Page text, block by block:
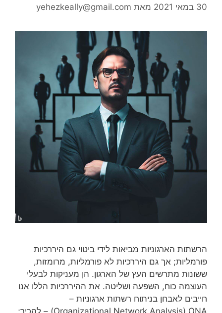
30 במאי 2021 מאת yehezkeally@gmail.com
הרשתות הארגוניות מביאות לידי ביטוי גם היררכיות
פורמליות; אך גם היררכיות לא פורמליות, מרומזות,
ששונות מתרשים העץ של הארגון. הן מעניקות לבעלי
העוצמה כוח, השפעה ושליטה. את ההיררכיות הללו אנו
חייבים לאבחן בניתוח רשתות ארגוניות –